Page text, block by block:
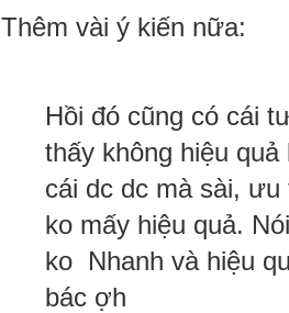
Thêm vài ý kiến nữa:
Hồi đó cũng có cái
thấy không hiệu
cái dc dc mà sài,
ko mấy hiệu quả.
ko Nhanh và hiệu
bác ợh